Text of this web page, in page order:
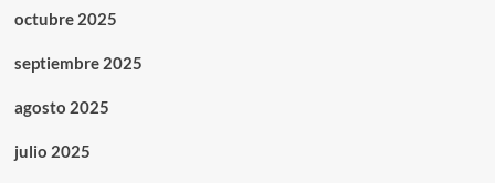
octubre 2025
septiembre 2025
agosto 2025
julio 2025